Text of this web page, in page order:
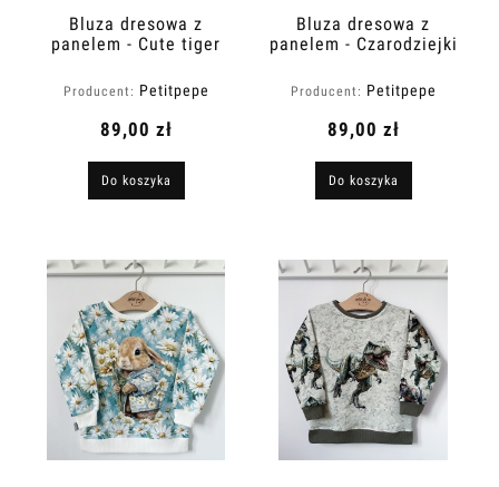
Bluza dresowa z
panelem - Cute tiger
Producent: Petitpepe
89,00 zł
Do koszyka
Bluza dresowa z
panelem - Czarodziejki
Producent: Petitpepe
89,00 zł
Do koszyka